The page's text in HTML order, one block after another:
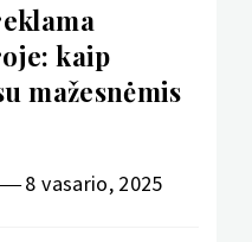
kaip
mažesnėmis
8 vasario, 2025